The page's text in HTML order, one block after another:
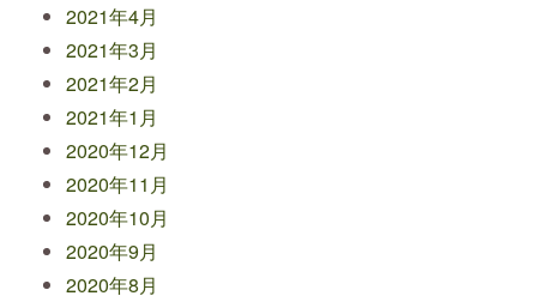
2021年4月
2021年3月
2021年2月
2021年1月
2020年12月
2020年11月
2020年10月
2020年9月
2020年8月